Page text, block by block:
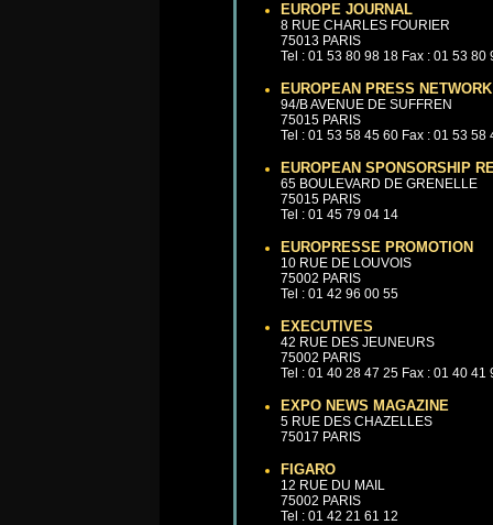
EUROPE JOURNAL
8 RUE CHARLES FOURIER
75013 PARIS
Tel : 01 53 80 98 18 Fax : 01 53 80
EUROPEAN PRESS NETWORK
94/B AVENUE DE SUFFREN
75015 PARIS
Tel : 01 53 58 45 60 Fax : 01 53 58
EUROPEAN SPONSORSHIP
65 BOULEVARD DE GRENELLE
75015 PARIS
Tel : 01 45 79 04 14
EUROPRESSE PROMOTION
10 RUE DE LOUVOIS
75002 PARIS
Tel : 01 42 96 00 55
EXECUTIVES
42 RUE DES JEUNEURS
75002 PARIS
Tel : 01 40 28 47 25 Fax : 01 40 41
EXPO NEWS MAGAZINE
5 RUE DES CHAZELLES
75017 PARIS
FIGARO
12 RUE DU MAIL
75002 PARIS
Tel : 01 42 21 61 12